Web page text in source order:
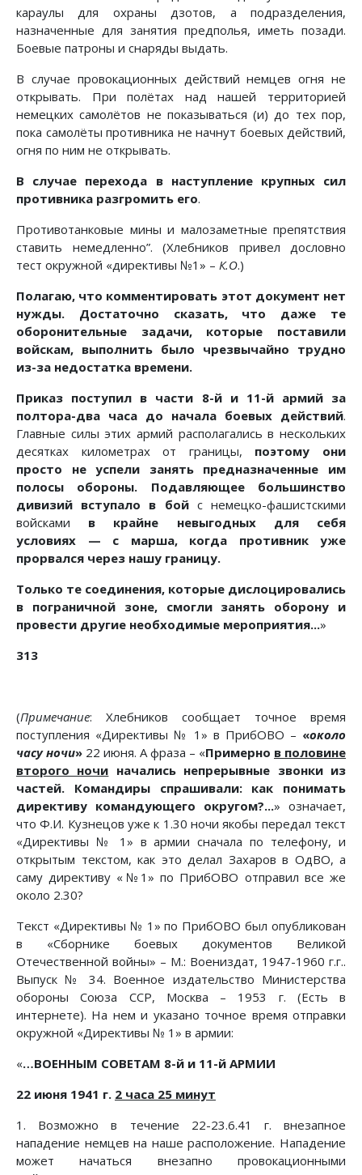
караулы для охраны дзотов, а подразделения,
назначенные для занятия предполья, иметь позади.
Боевые патроны и снаряды выдать.
В случае провокационных действий немцев огня не
открывать. При полётах над нашей территорией
немецких самолётов не показываться (и) до тех пор,
пока самолёты противника не начнут боевых действий,
огня по ним не открывать.
В случае перехода в наступление крупных сил
противника разгромить его.
Противотанковые мины и малозаметные препятствия
ставить немедленно”. (Хлебников привел дословно
тест окружной «директивы №1» – К.О.)
Полагаю, что комментировать этот документ нет
нужды. Достаточно сказать, что даже те
оборонительные задачи, которые поставили
войскам, выполнить было чрезвычайно трудно
из-за недостатка времени.
Приказ поступил в части 8-й и 11-й армий за
полтора-два часа до начала боевых действий.
Главные силы этих армий располагались в нескольких
десятках километрах от границы, поэтому они
просто не успели занять предназначенные им
полосы обороны. Подавляющее большинство
дивизий вступало в бой с немецко-фашистскими
войсками в крайне невыгодных для себя
условиях — с марша, когда противник уже
прорвался через нашу границу.
Только те соединения, которые дислоцировались
в пограничной зоне, смогли занять оборону и
провести другие необходимые мероприятия...»
313
(Примечание: Хлебников сообщает точное время
поступления «Директивы № 1» в ПрибОВО – «около
часу ночи» 22 июня. А фраза – «Примерно в половине
второго ночи начались непрерывные звонки из
частей. Командиры спрашивали: как понимать
директиву командующего округом?...» означает,
что Ф.И. Кузнецов уже к 1.30 ночи якобы передал текст
«Директивы № 1» в армии сначала по телефону, и
открытым текстом, как это делал Захаров в ОдВО, а
саму директиву «№1» по ПрибОВО отправил все же
около 2.30?
Текст «Директивы № 1» по ПрибОВО был опубликован
в «Сборнике боевых документов Великой
Отечественной войны» – М.: Воениздат, 1947-1960 г.г..
Выпуск № 34. Военное издательство Министерства
обороны Союза ССР, Москва – 1953 г. (Есть в
интернете). На нем и указано точное время отправки
окружной «Директивы № 1» в армии:
«…ВОЕННЫМ СОВЕТАМ 8-й и 11-й АРМИИ
22 июня 1941 г. 2 часа 25 минут
1. Возможно в течение 22-23.6.41 г. внезапное
нападение немцев на наше расположение. Нападение
может начаться внезапно провокационными